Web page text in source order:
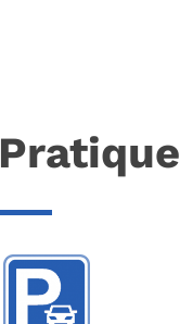
Pratique